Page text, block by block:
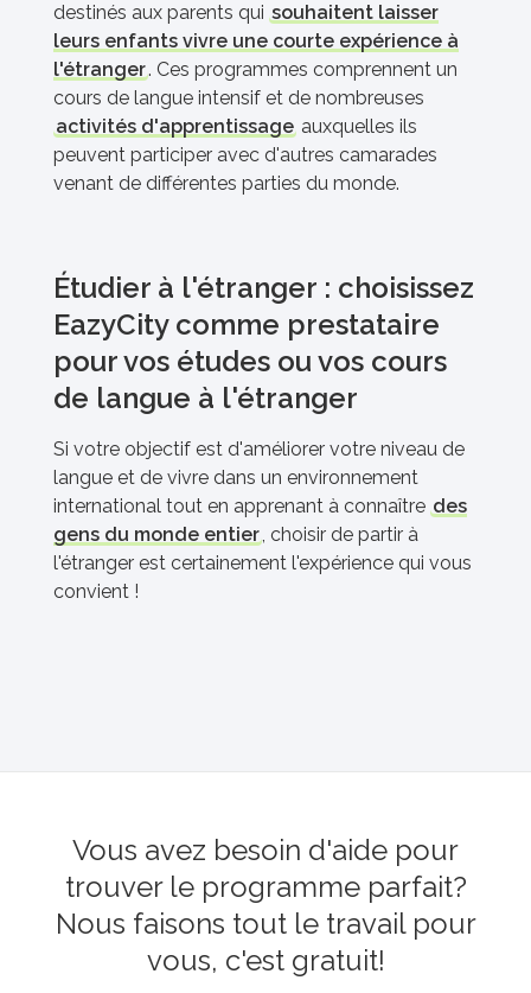
destinés aux parents qui souhaitent laisser
leurs enfants vivre une courte expérience à
l'étranger. Ces programmes comprennent un
cours de langue intensif et de nombreuses
activités d'apprentissage auxquelles ils
peuvent participer avec d'autres camarades
venant de différentes parties du monde.
Étudier à l'étranger : choisissez
EazyCity comme prestataire
pour vos études ou vos cours
de langue à l'étranger
Si votre objectif est d'améliorer votre niveau de
langue et de vivre dans un environnement
international tout en apprenant à connaître des
gens du monde entier, choisir de partir à
l'étranger est certainement l'expérience qui vous
convient !
Vous avez besoin d'aide pour
trouver le programme parfait?
Nous faisons tout le travail pour
vous, c'est gratuit!